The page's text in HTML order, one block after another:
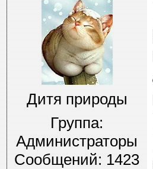
Дитя природы
Группа:
Администраторы
Сообщений:1423